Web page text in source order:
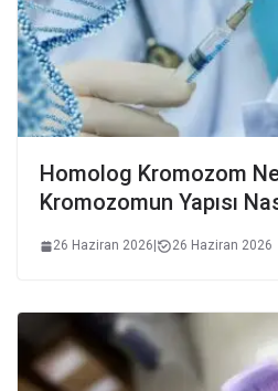
Homolog Kromozom
Kromozomun Yapısı
26 Haziran 2026 26 Haziran 2026